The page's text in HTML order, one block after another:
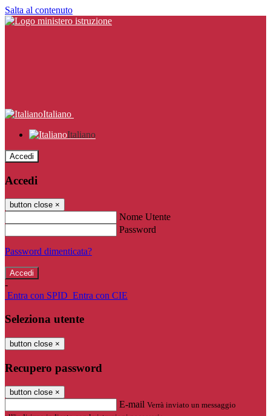
Salta al contenuto
Italiano
Italiano
Accedi
Accedi
button close ×
Nome Utente
Password
Password dimenticata?
-
Entra con SPID Entra con CIE
Seleziona utente
button close ×
Recupero password
button close ×
E-mail Verrà inviato un messaggio